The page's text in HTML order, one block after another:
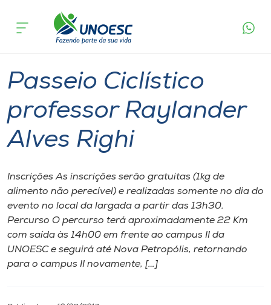
Cursos
Atendimento ao Estudante
Portal de Ensino
A
Internacionalização
acontece
Passeio Ciclístico
professor Raylander
Alves Righi
Inscrições As inscrições serão gratuitas (1kg de
alimento não perecível) e realizadas somente no dia do
evento no local da largada a partir das 13h30.
Percurso O percurso terá aproximadamente 22 Km
com saída às 14h00 em frente ao campus II da
UNOESC e seguirá até Nova Petropólis, retornando
para o campus II novamente, […]